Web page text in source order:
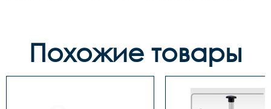
Похожие товары